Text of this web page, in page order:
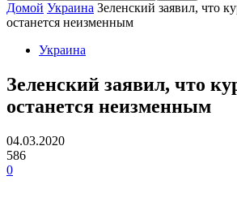
Домой Украина Зеленский заявил, что
останется неизменным
Украина
Зеленский заявил, что
останется неизменным
04.03.2020
586
0